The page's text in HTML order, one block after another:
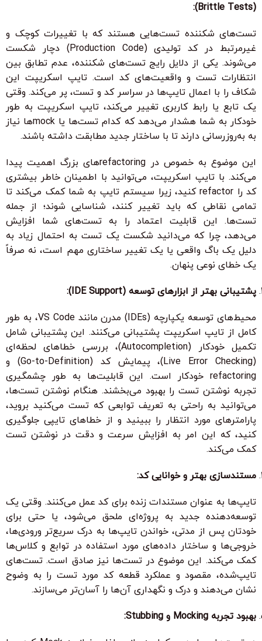
(Brittle Tests):
تست‌های شکننده تست‌هایی هستند که با تغییرات کوچک و
غیرمرتبط در کد تولیدی (Production Code) دچار شکست
می‌شوند. یکی از دلایل رایج تست‌های شکننده، عدم تطابق بین
انتظارات تست و واقعیت‌های کد است. تایپ اسکریپت این
شکاف را با اعمال تایپ‌ها در سراسر کد و تست، پر می‌کند. وقتی
یک تابع یا رابط کاربری تغییر می‌کند، تایپ اسکریپت به طور
خودکار به شما هشدار می‌دهد که کدام تست‌ها یا mockها نیاز
به به‌روزرسانی دارند تا با ساختار جدید مطابقت داشته باشند.
این موضوع به خصوص در refactoring‌های بزرگ اهمیت پیدا
می‌کند. با تایپ اسکریپت، می‌توانید با اطمینان خاطر بیشتری
کد را refactor کنید، زیرا سیستم تایپ به شما کمک می‌کند تا
تمامی نقاطی که باید تغییر کنند، شناسایی شوند؛ از جمله
تست‌ها. این قابلیت اعتماد را به تست‌های شما افزایش
می‌دهد، چرا که می‌دانید شکست یک تست به احتمال زیاد به
دلیل یک باگ واقعی یا یک تغییر ساختاری مهم است، نه صرفاً
یک خطای نوعی پنهان.
پشتیبانی بهتر از ابزارهای توسعه (IDE Support):
محیط‌های توسعه یکپارچه (IDEs) مدرن مانند VS Code، به طور
کامل از تایپ اسکریپت پشتیبانی می‌کنند. این پشتیبانی شامل
تکمیل خودکار (Autocompletion)، بررسی خطاهای لحظه‌ای
(Live Error Checking)، پیمایش کد (Go-to-Definition) و
refactoring خودکار است. این قابلیت‌ها به طور چشمگیری
تجربه نوشتن تست را بهبود می‌بخشند. هنگام نوشتن تست‌ها،
می‌توانید به راحتی به تعریف توابعی که تست می‌کنید بروید،
پارامترهای مورد انتظار را ببینید و از خطاهای تایپی جلوگیری
کنید، که این امر به افزایش سرعت و دقت در نوشتن تست
کمک می‌کند.
مستندسازی بهتر و خوانایی کد:
تایپ‌ها به عنوان مستندات زنده برای کد عمل می‌کنند. وقتی یک
توسعه‌دهنده جدید به پروژه‌ای ملحق می‌شود، یا حتی برای
خودتان پس از مدتی، خواندن تایپ‌ها به درک سریع‌تر ورودی‌ها،
خروجی‌ها و ساختار داده‌های مورد استفاده در توابع و کلاس‌ها
کمک می‌کند. این موضوع در تست‌ها نیز صادق است. تست‌های
تایپ‌شده، مقصود و عملکرد قطعه کد مورد تست را به وضوح
نشان می‌دهند و درک و نگهداری آن‌ها را آسان‌تر می‌سازند.
بهبود تجربه Mocking و Stubbing: